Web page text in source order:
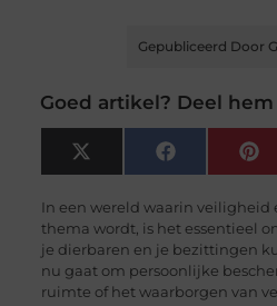
Gepubliceerd Door
Goed artikel? Deel
X
(Twitter)
Facebook
In een wereld waarin veiligheid
thema wordt, is het essentieel
je dierbaren en je bezittingen
nu gaat om persoonlijke
ruimte of het waarborgen van